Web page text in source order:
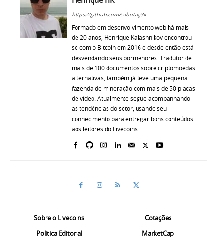
https://github.com/sabotag3x
Formado em desenvolvimento web há mais
de 20 anos, Henrique Kalashnikov encontrou-
se com o Bitcoin em 2016 e desde então está
desvendando seus pormenores. Tradutor de
mais de 100 documentos sobre criptomoedas
alternativas, também já teve uma pequena
fazenda de mineração com mais de 50 placas
de vídeo. Atualmente segue acompanhando
as tendências do setor, usando seu
conhecimento para entregar bons conteúdos
aos leitores do Livecoins.
Sobre o Livecoins
Politica Editorial
Cotações
MarketCap